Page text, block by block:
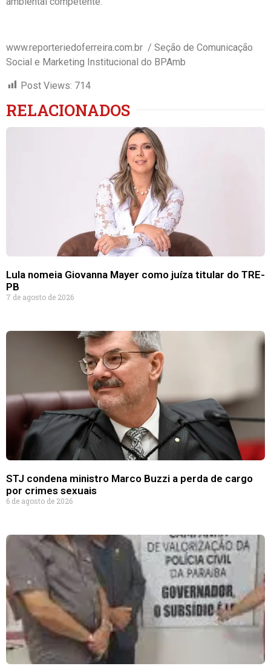
www.reporteriedoferreira.com.br / Seção de Comunicação
Social e Marketing Institucional do BPAmb
Post Views: 714
RELACIONADOS
Lula nomeia Giovanna Mayer como juíza titular do TRE-
PB
7 de agosto de 2026
STJ condena ministro Marco Buzzi a perda de cargo
por crimes sexuais
6 de agosto de 2026